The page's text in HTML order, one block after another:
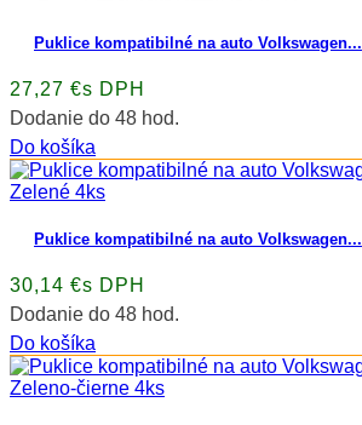
Puklice kompatibilné na auto Volkswagen...
27,27 €s DPH
Dodanie do 48 hod.
Do košíka
Puklice kompatibilné na auto Volkswagen...
30,14 €s DPH
Dodanie do 48 hod.
Do košíka